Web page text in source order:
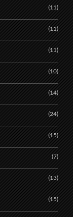
(11)
(11)
(11)
(10)
(14)
(24)
(15)
(7)
(13)
(15)